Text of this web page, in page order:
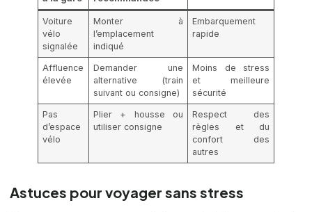
Voiture
vélo
signalée
Monter à
l’emplacement
indiqué
Embarquement
rapide
Affluence
élevée
Demander une
alternative (train
suivant ou consigne)
Moins de stress
et meilleure
sécurité
Pas
d’espace
vélo
Plier + housse ou
utiliser consigne
Respect des
règles et du
confort des
autres
Astuces pour voyager sans stress